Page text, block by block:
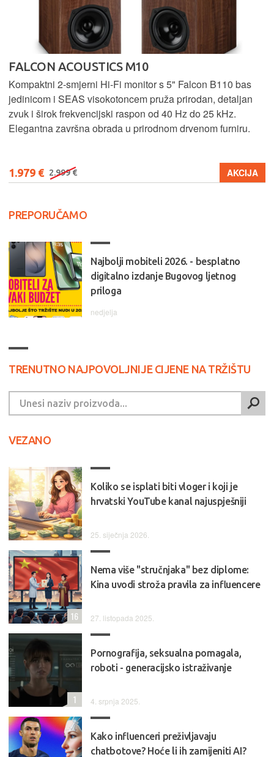
FALCON ACOUSTICS M10
Kompaktni 2-smjerni Hi-Fi monitor s 5" Falcon B110 bas
jedinicom i SEAS visokotoncem pruža prirodan, detaljan
zvuk i širok frekvencijski raspon od 40 Hz do 25 kHz.
Elegantna završna obrada u prirodnom drvenom furniru.
1.979 € 2.999 € AKCIJA
PREPORUČAMO
Najbolji mobiteli 2026. - besplatno
digitalno izdanje Bugovog ljetnog
priloga
nedjelja
TRENUTNO NAJPOVOLJNIJE CIJENE NA TRŽIŠTU
VEZANO
Koliko se isplati biti vloger i koji je
hrvatski YouTube kanal najuspješniji
25. siječnja 2026.
Nema više "stručnjaka" bez diplome:
Kina uvodi stroža pravila za influencere
27. listopada 2025.
16
Pornografija, seksualna pomagala,
roboti - generacijsko istraživanje
4. srpnja 2025.
1
Kako influenceri preživljavaju
chatbotove? Hoće li ih zamijeniti AI?